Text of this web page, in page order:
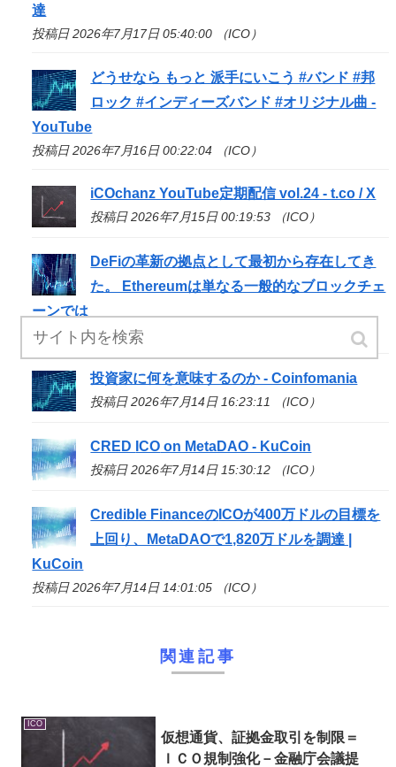
達
投稿日 2026年7月17日 05:40:00 （ICO）
どうせなら もっと 派手にいこう #バンド #邦
ロック #インディーズバンド #オリジナル曲 -
YouTube
投稿日 2026年7月16日 00:22:04 （ICO）
iCOchanz YouTube定期配信 vol.24 - t.co / X
投稿日 2026年7月15日 00:19:53 （ICO）
DeFiの革新の拠点として最初から存在してき
た。 Ethereumは単なる一般的なブロックチェ
ーンでは
投稿日 2026年7月14日 18:02:05 （ICO）
投資家に何を意味するのか - Coinfomania
投稿日 2026年7月14日 16:23:11 （ICO）
CRED ICO on MetaDAO - KuCoin
投稿日 2026年7月14日 15:30:12 （ICO）
Credible Financeの ICOが400万ドルの目標を
上回り、MetaDAOで1,820万ドルを調達 |
KuCoin
投稿日 2026年7月14日 14:01:05 （ICO）
関連記事
ICO
仮想通貨、証拠金取引を制限＝
ＩＣＯ規制強化－金融庁会議提